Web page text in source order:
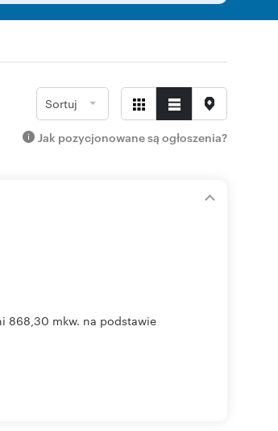
Sortuj
Jak pozycjonowane są ogłoszenia?
868,30 mkw. na podstawie